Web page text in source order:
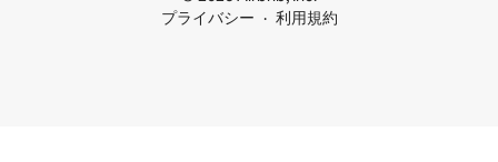
プライバシー
利用規約